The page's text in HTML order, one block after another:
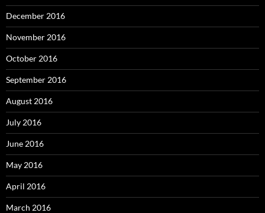
December 2016
November 2016
October 2016
September 2016
August 2016
July 2016
June 2016
May 2016
April 2016
March 2016